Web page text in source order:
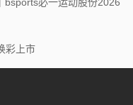
彩上市